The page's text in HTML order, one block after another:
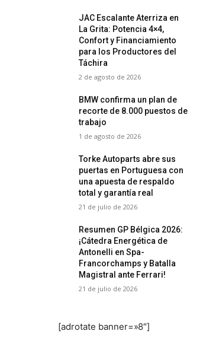
JAC Escalante Aterriza en
La Grita: Potencia 4×4,
Confort y Financiamiento
para los Productores del
Táchira
2 de agosto de 2026
BMW confirma un plan de
recorte de 8.000 puestos de
trabajo
1 de agosto de 2026
Torke Autoparts abre sus
puertas en Portuguesa con
una apuesta de respaldo
total y garantía real
21 de julio de 2026
Resumen GP Bélgica 2026:
¡Cátedra Energética de
Antonelli en Spa-
Francorchamps y Batalla
Magistral ante Ferrari!
21 de julio de 2026
[adrotate banner=»8″]